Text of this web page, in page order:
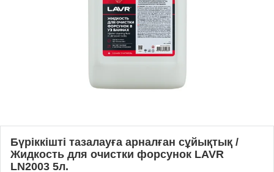
Бүріккішті тазалауға арналған сұйықтық /
Жидкость для очистки форсунок LAVR
LN2003 5л.